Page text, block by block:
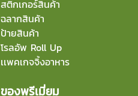
สติ๊กเกอร์สินค้า
ฉลากสินค้า
ป้ายสินค้า
โรลอัพ Roll Up
เเพคเกจจิ้งอาหาร
ของพรีเมี่ยม